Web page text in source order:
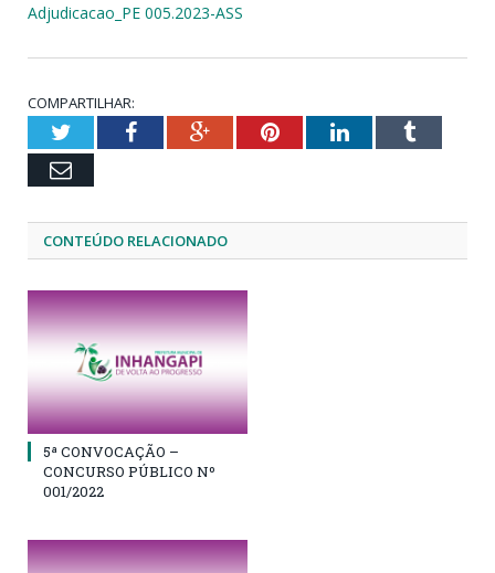
Adjudicacao_PE 005.2023-ASS
COMPARTILHAR:
TwitterFacebookGoogle+PinterestLinkedInTumblr
Email
CONTEÚDO RELACIONADO
5ª CONVOCAÇÃO –
CONCURSO PÚBLICO Nº
001/2022